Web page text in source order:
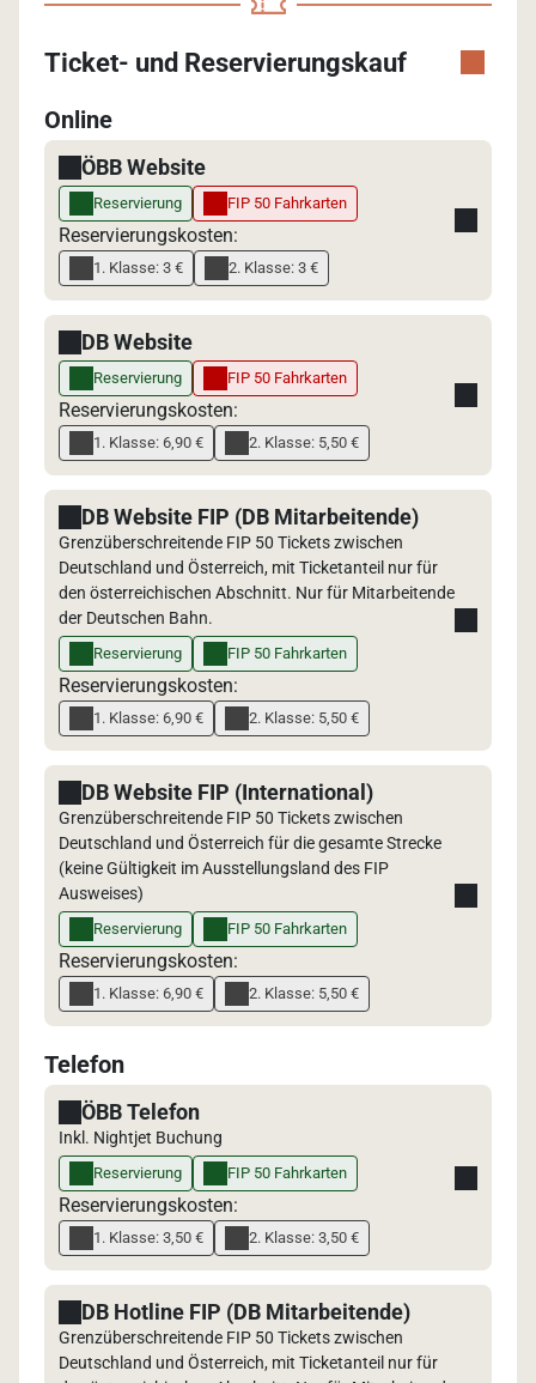
Ticket- und Reservierungskauf
Online
ÖBB Website
Reservierung FIP 50 Fahrkarten
Reservierungskosten:
1. Klasse: 3 € 2. Klasse: 3 €
DB Website
Reservierung FIP 50 Fahrkarten
Reservierungskosten:
1. Klasse: 6,90 € 2. Klasse: 5,50 €
DB Website FIP (DB Mitarbeitende)
Grenzüberschreitende FIP 50 Tickets zwischen
Deutschland und Österreich, mit Ticketanteil nur für
den österreichischen Abschnitt. Nur für Mitarbeitende
der Deutschen Bahn.
Reservierung FIP 50 Fahrkarten
Reservierungskosten:
1. Klasse: 6,90 € 2. Klasse: 5,50 €
DB Website FIP (International)
Grenzüberschreitende FIP 50 Tickets zwischen
Deutschland und Österreich für die gesamte Strecke
(keine Gültigkeit im Ausstellungsland des FIP
Ausweises)
Reservierung FIP 50 Fahrkarten
Reservierungskosten:
1. Klasse: 6,90 € 2. Klasse: 5,50 €
Telefon
ÖBB Telefon
Inkl. Nightjet Buchung
Reservierung FIP 50 Fahrkarten
Reservierungskosten:
1. Klasse: 3,50 € 2. Klasse: 3,50 €
DB Hotline FIP (DB Mitarbeitende)
Grenzüberschreitende FIP 50 Tickets zwischen
Deutschland und Österreich, mit Ticketanteil nur für